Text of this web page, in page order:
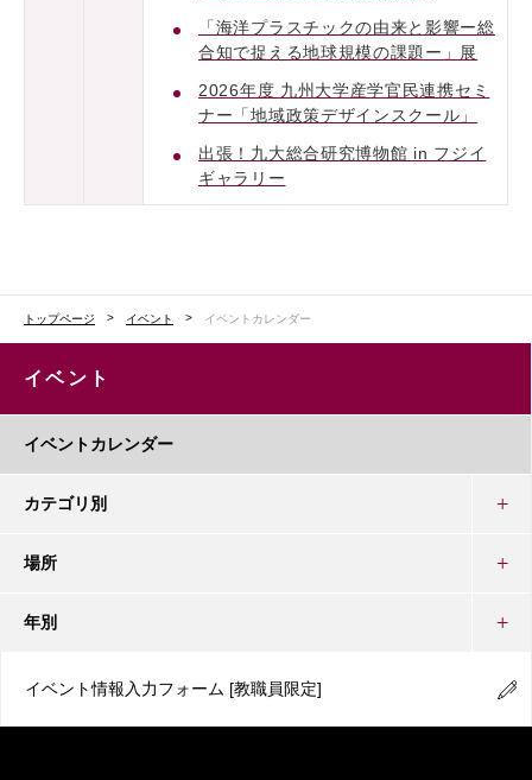
「海洋プラスチックの由来と影響ー総
合知で捉える地球規模の課題ー」展
2026年度 九州大学産学官民連携セミ
ナー「地域政策デザインスクール」
出張！九大総合研究博物館 in フジイ
ギャラリー
トップページ イベント イベントカレンダー
イベント
イベントカレンダー
カテゴリ別
場所
年別
イベント情報入力フォーム [教職員限定]